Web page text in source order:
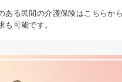
ある民間の介護保険はこちらか
も可能です。